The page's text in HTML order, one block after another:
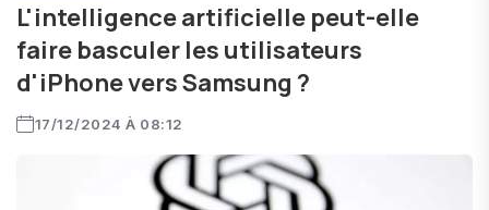
L'intelligence artificielle peut-elle
faire basculer les utilisateurs
d'iPhone vers Samsung ?
17/12/2024 À 08:12